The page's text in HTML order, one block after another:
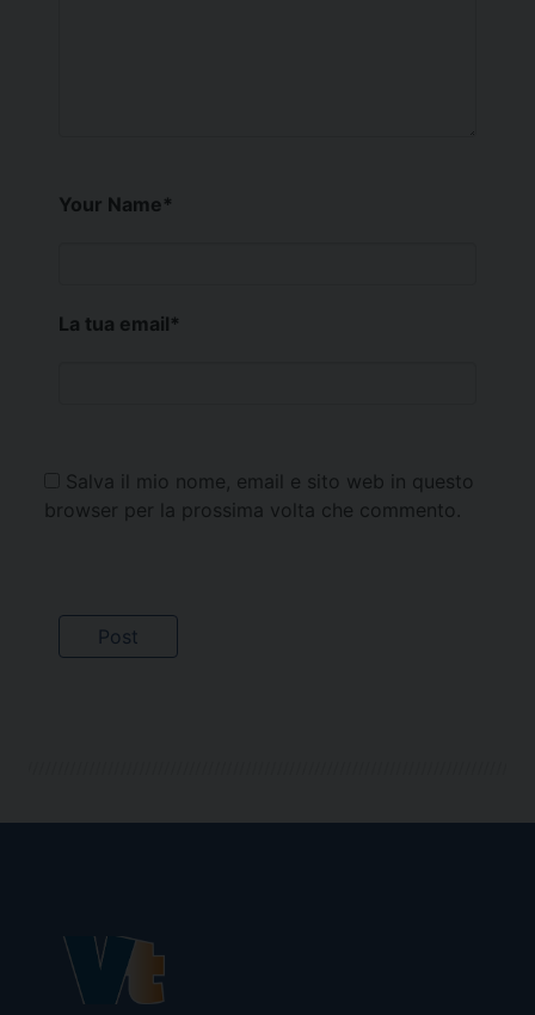
Your Name*
La tua email*
Salva il mio nome, email e sito web in questo
browser per la prossima volta che commento.